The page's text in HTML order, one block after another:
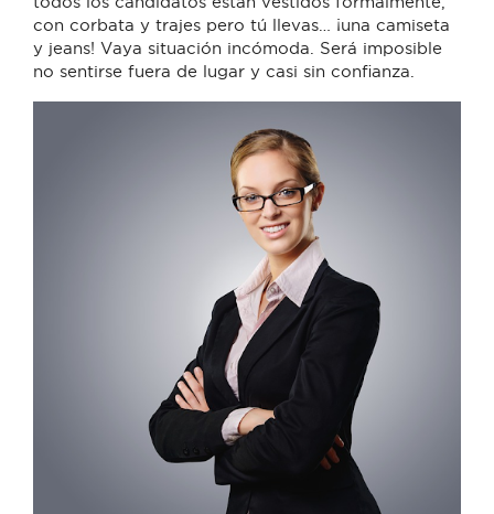
con corbata y trajes pero tú llevas… ¡una camiseta
y jeans! Vaya situación incómoda. Será imposible
no sentirse fuera de lugar y casi sin confianza.